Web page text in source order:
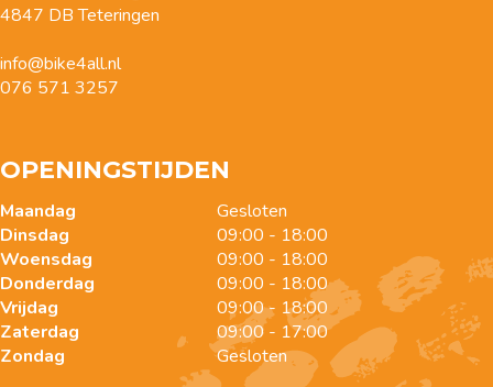
4847 DB Teteringen
info@bike4all.nl
076 571 3257
OPENINGSTIJDEN
Maandag
Dinsdag
Woensdag
Donderdag
Vrijdag
Zaterdag
Zondag
Gesloten
09:00 - 18:00
09:00 - 18:00
09:00 - 18:00
09:00 - 18:00
09:00 - 17:00
Gesloten